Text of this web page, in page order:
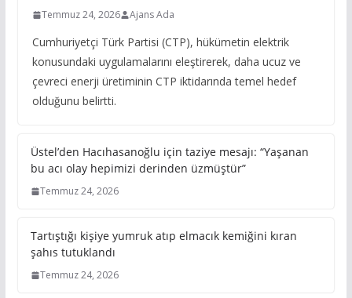
Temmuz 24, 2026 Ajans Ada
Cumhuriyetçi Türk Partisi (CTP), hükümetin elektrik
konusundaki uygulamalarını eleştirerek, daha ucuz ve
çevreci enerji üretiminin CTP iktidarında temel hedef
olduğunu belirtti.
Üstel’den Hacıhasanoğlu için taziye mesajı: “Yaşanan
bu acı olay hepimizi derinden üzmüştür”
Temmuz 24, 2026
Tartıştığı kişiye yumruk atıp elmacık kemiğini kıran
şahıs tutuklandı
Temmuz 24, 2026